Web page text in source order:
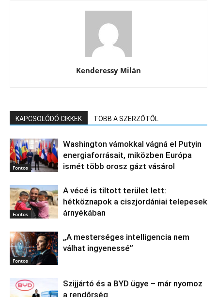
Kenderessy Milán
KAPCSOLÓDÓ CIKKEK TÖBB A SZERZŐTŐL
Fontos
Washington vámokkal vágná el Putyin
energiaforrásait, miközben Európa
ismét több orosz gázt vásárol
Fontos
A vécé is tiltott terület lett:
hétköznapok a ciszjordániai telepesek
árnyékában
Fontos
„A mesterséges intelligencia nem
válhat ingyenessé”
Szijjártó és a BYD ügye – már nyomoz
a rendőrség